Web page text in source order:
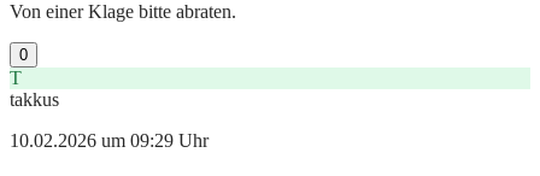
Von einer Klage bitte abraten.
0
T
takkus
10.02.2026 um 09:29 Uhr